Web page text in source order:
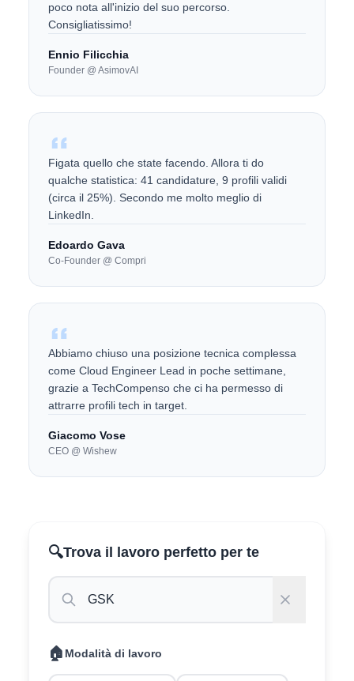
poco nota all'inizio del suo percorso.
Consigliatissimo!
Ennio Filicchia
Founder @ AsimovAI
Figata quello che state facendo. Allora ti do
qualche statistica: 41 candidature, 9 profili validi
(circa il 25%). Secondo me molto meglio di
LinkedIn.
Edoardo Gava
Co-Founder @ Compri
Abbiamo chiuso una posizione tecnica complessa
come Cloud Engineer Lead in poche settimane,
grazie a TechCompenso che ci ha permesso di
attrarre profili tech in target.
Giacomo Vose
CEO @ Wishew
🔍Trova il lavoro perfetto per te
🏠 Modalità di lavoro